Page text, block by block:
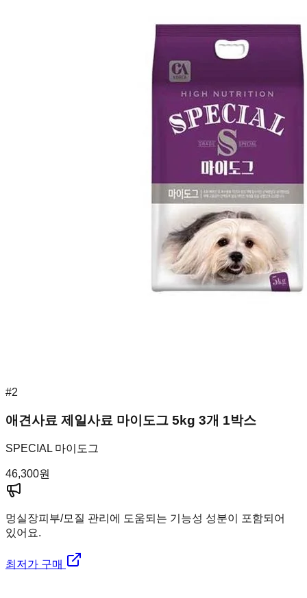
#2
애견사료 제일사료 마이도그 5kg 3개 1박스
SPECIAL 마이도그
46,300원
멍실장피부/모질 관리에 도움되는 기능성 성분이 포함되어
있어요.
최저가 구매